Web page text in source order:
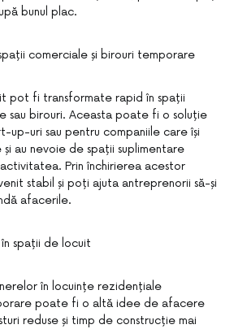
bunul plac.
comerciale și birouri temporare
pot fi transformate rapid în spații
sau birouri. Aceasta poate fi o soluție
up-uri sau pentru companiile care își
au nevoie de spații suplimentare
Prin închirierea acestor
stabil și poți ajuta antreprenorii să-și
afacerile.
spații de locuit
în locuințe rezidențiale
poate fi o altă idee de afacere
reduse și timp de construcție mai